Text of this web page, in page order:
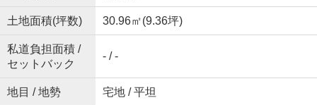
土地面積(坪数) 30.96㎡(9.36坪)
私道負担面積 /
セットバック
- / -
地目 / 地勢 宅地 / 平坦